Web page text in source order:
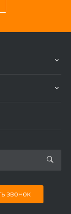
звонок